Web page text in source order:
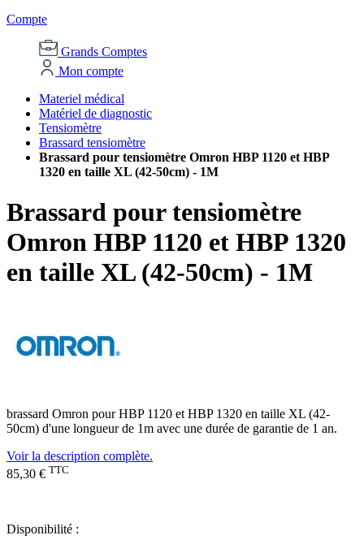
Compte
Grands Comptes
Mon compte
Materiel médical
Matériel de diagnostic
Tensiomètre
Brassard tensiomètre
Brassard pour tensiomètre Omron HBP 1120 et HBP
1320 en taille XL (42-50cm) - 1M
Brassard pour tensiomètre
Omron HBP 1120 et HBP 1320
en taille XL (42-50cm) - 1M
brassard Omron pour HBP 1120 et HBP 1320 en taille XL (42-
50cm) d'une longueur de 1m avec une durée de garantie de 1 an.
Voir la description complète.
85,30 € TTC
Disponibilité :